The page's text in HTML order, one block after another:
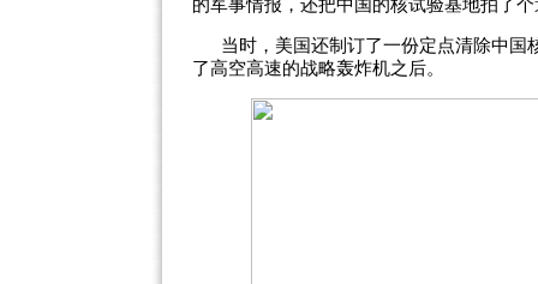
的军事情报，还把中国的核试验基地拍了
当时，美国还制订了一份定点清除中
了高空高速的战略轰炸机之后。